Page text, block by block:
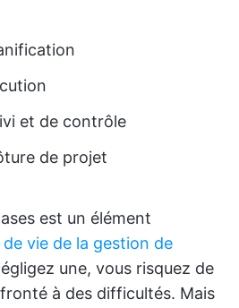
et de contrôle
de projet
est un élément
vie de la gestion de
une, vous risquez de
à des difficultés. Mais